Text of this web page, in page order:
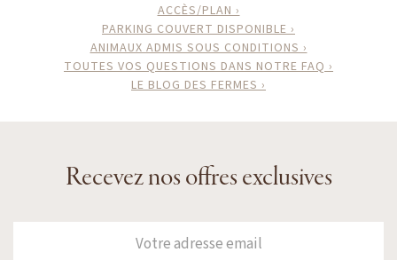
Recevez nos offres exclusives
ACCÈS/PLAN ›
PARKING COUVERT DISPONIBLE ›
ANIMAUX ADMIS SOUS CONDITIONS ›
TOUTES VOS QUESTIONS DANS NOTRE FAQ ›
LE BLOG DES FERMES ›